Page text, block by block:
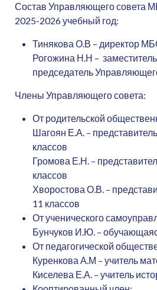
Состав Управляющего
2025-2026 учебный год:
Тинякова О.В – директор
Рогожина Н.Н –
председатель
Члены Управляющего совета:
От родительской
Шагоян Е.А. –
классов
Громова Е.Н. –
классов
Хворостова О.В. –
11 классов
От ученического
Бунчуков И.Ю. –
От педагогической
Куренкова А.М – учитель
Киселева Е.А. – учитель